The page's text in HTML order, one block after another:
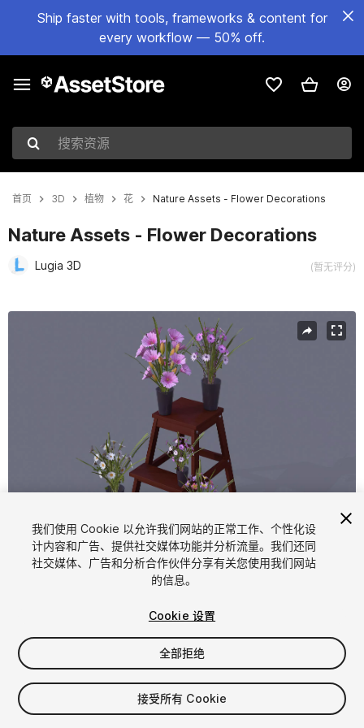
Ship faster with tools, frameworks & content for
every workflow — 50% off.
搜索资源
首页 3D 植物 花 Nature Assets - Flower Decorations
Nature Assets - Flower Decorations
Lugia 3D (暂无评分)
1/12
$12
增值税将在结算时计算
我们使用 Cookie 以允许我们网站的正常工作、个性化设
计内容和广告、提供社交媒体功能并分析流量。我们还同
社交媒体、广告和分析合作伙伴分享有关您使用我们网站
的信息。
Cookie 设置
全部拒绝
接受所有 Cookie